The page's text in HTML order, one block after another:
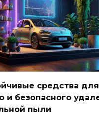
средства для
и безопасного
пыли